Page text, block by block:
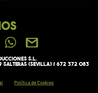
S.L.
Salteras (Sevilla) / 672 372 083
Política de Cookies